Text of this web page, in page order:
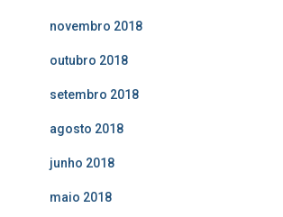
novembro 2018
outubro 2018
setembro 2018
agosto 2018
junho 2018
maio 2018